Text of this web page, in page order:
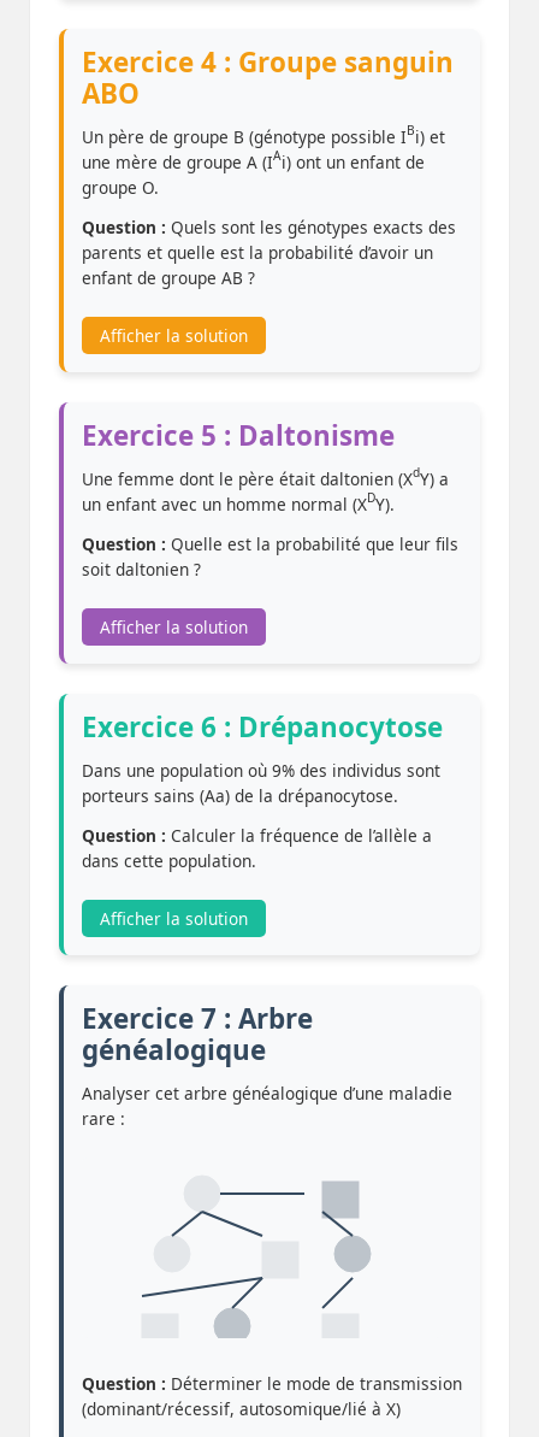
Exercice 4 : Groupe sanguin
ABO
Un père de groupe B (génotype possible IBi) et
une mère de groupe A (IAi) ont un enfant de
groupe O.
Question : Quels sont les génotypes exacts des
parents et quelle est la probabilité d’avoir un
enfant de groupe AB ?
Afficher la solution
Exercice 5 : Daltonisme
Une femme dont le père était daltonien (XdY) a
un enfant avec un homme normal (XDY).
Question : Quelle est la probabilité que leur fils
soit daltonien ?
Afficher la solution
Exercice 6 : Drépanocytose
Dans une population où 9% des individus sont
porteurs sains (Aa) de la drépanocytose.
Question : Calculer la fréquence de l’allèle a
dans cette population.
Afficher la solution
Exercice 7 : Arbre
généalogique
Analyser cet arbre généalogique d’une maladie
rare :
Question : Déterminer le mode de transmission
(dominant/récessif, autosomique/lié à X)